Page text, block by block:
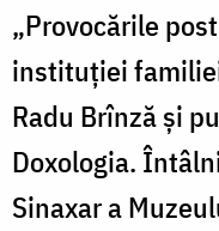
„Provocările
instituției
Radu Brînză și
Doxologia.
Sinaxar a